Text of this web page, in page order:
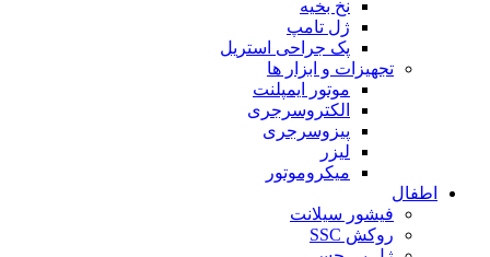
نخ بخیه
ژل تامپ
پک جراحی استریل
تجهیزات و ابزار ها
موتور ایمپلنت
الکتروسرجری
پیزوسرجری
لیزر
میکروموتور
اطفال
فیشور سیلانت
روکش SSC